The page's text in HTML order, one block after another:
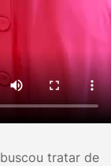
tratar de